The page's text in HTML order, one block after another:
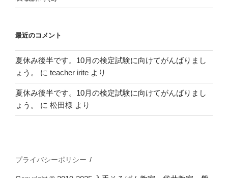
最近のコメント
夏休み後半です。10月の検定試験に向けてがんばりまし
ょう。
に teacher irite より
夏休み後半です。10月の検定試験に向けてがんばりまし
ょう。
に 松田様 より
プライバシーポリシー